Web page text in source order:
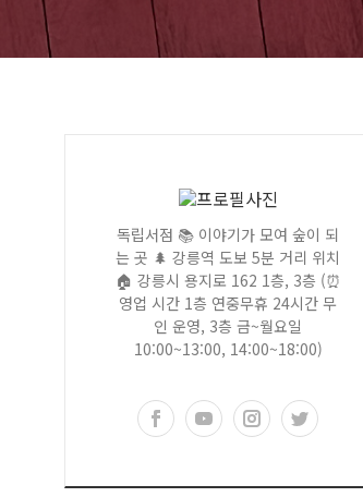
독립서점 📚 이야기가 모여 숲이 되
는 곳 🌲 강릉역 도보 5분 거리 위치
🏠 강릉시 용지로 162 1층, 3층 (⏰
영업 시간 1층 연중무휴 24시간 무
인 운영, 3층 금~월요일
10:00~13:00, 14:00~18:00)